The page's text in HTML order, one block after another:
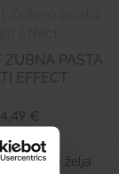
ZUBNA PASTA
EFFECT
4,49 €
u listu želja